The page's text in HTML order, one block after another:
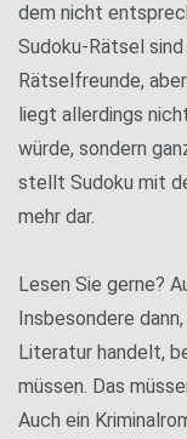
dem nicht
Sudoku-Rätsel
Rätselfreunde,
liegt allerdings
würde, sondern
stellt Sudoku mit
mehr dar.
Lesen Sie gerne?
Insbesondere
Literatur handelt,
müssen. Das
Auch ein